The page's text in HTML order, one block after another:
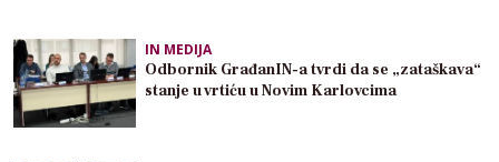
IN MEDIJA
Odbornik GrađanIN-a tvrdi da se „zataškava“
stanje u vrtiću u Novim Karlovcima